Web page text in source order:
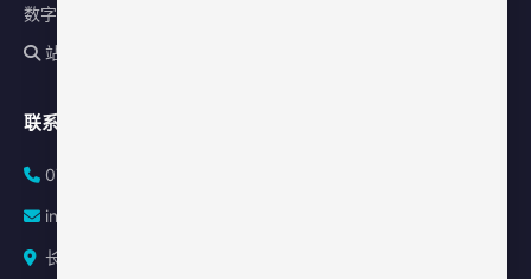
数字化平台
站内搜索
联系方式
0731-84010225
info@sonz.cn
长沙县泉塘街道新长海广场写字楼A座2501室